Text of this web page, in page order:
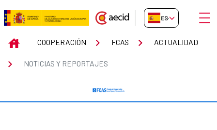
Saltar al contenido principal
Noticias y reportajes
ES-ES Abrir
INICIOCOOPERACIÓN FCAS ACTUALIDAD
NOTICIAS Y REPORTAJES